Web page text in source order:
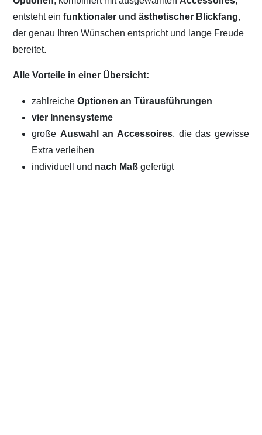
entsteht einfunktionaler und ästhetischer Blickfang,
der genau Ihren Wünschen entspricht und lange Freude
bereitet.
Alle Vorteile in einer Übersicht:
zahlreicheOptionen an Türausführungen
vier Innensysteme
große Auswahl an Accessoires, die das gewisse
Extra verleihen
individuell und nach Maßgefertigt